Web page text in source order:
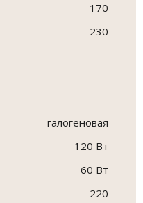
170
230
галогеновая
120 Вт
60 Вт
220